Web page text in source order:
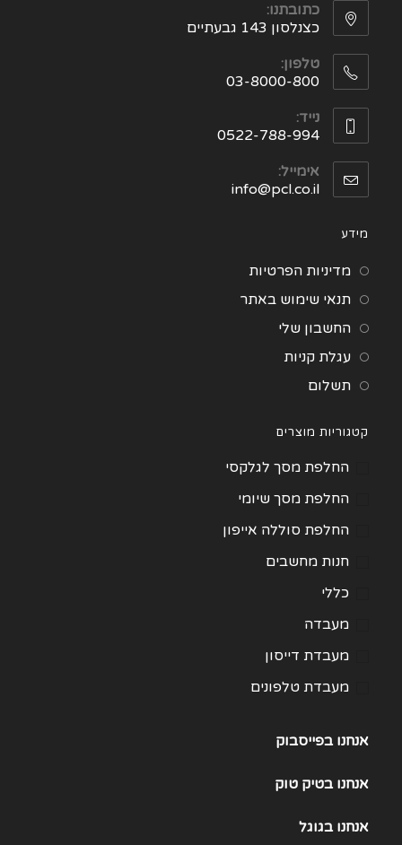
כתובתנו:
כצנלסון 143 גבעתיים
טלפון:
03-8000-800
נייד:
0522-788-994
אימייל:
info@pcl.co.il
מידע
מדיניות הפרטיות
תנאי שימוש באתר
החשבון שלי
עגלת קניות
תשלום
קטגוריות מוצרים
החלפת מסך לגלקסי
החלפת מסך שיומי
החלפת סוללה אייפון
חנות מחשבים
כללי
מעבדה
מעבדת דייסון
מעבדת טלפונים
תיקון Huawei
תיקון One Plus
אנחנו בפייסבוק
אנחנו בטיק טוק
אנחנובגוגל